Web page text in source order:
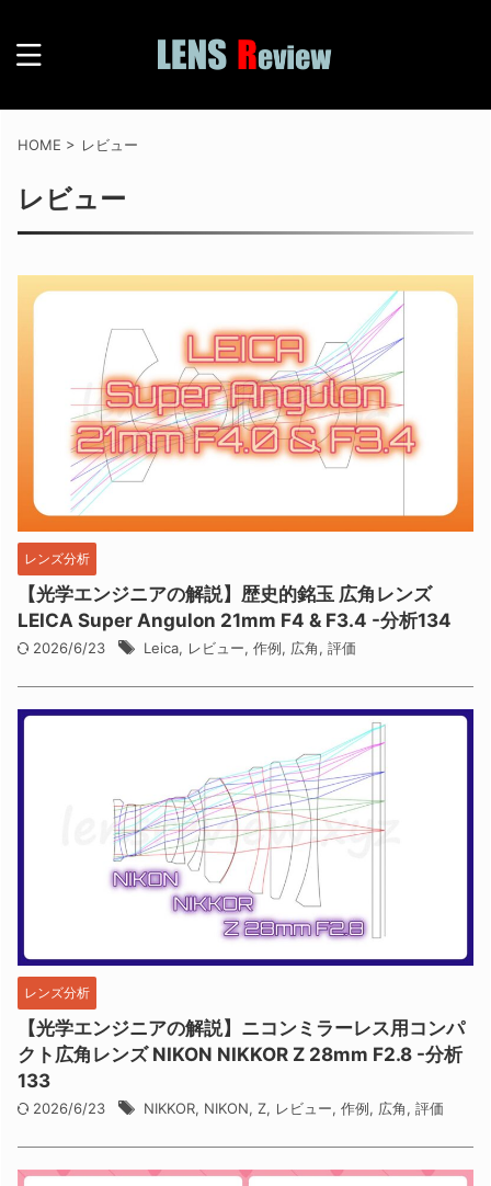
HOME > レビュー
レビュー
レンズ分析
【光学エンジニアの解説】歴史的銘玉 広角レンズ
LEICA Super Angulon 21mm F4 & F3.4 -分析134
2026/6/23 Leica, レビュー, 作例, 広角, 評価
レンズ分析
【光学エンジニアの解説】ニコンミラーレス用コンパ
クト広角レンズ NIKON NIKKOR Z 28mm F2.8 -分析
133
2026/6/23 NIKKOR, NIKON, Z, レビュー, 作例, 広角, 評価